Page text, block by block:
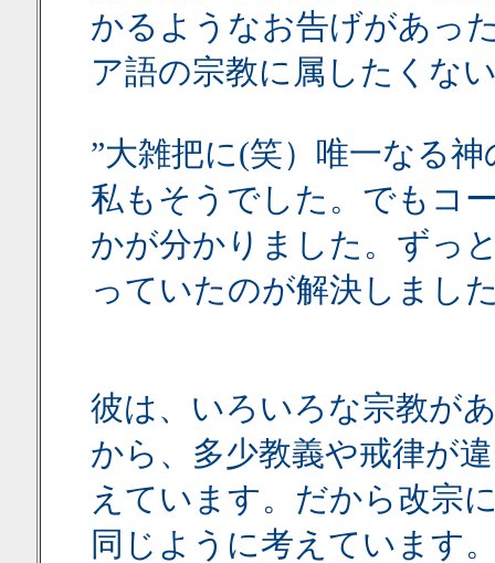
かるようなお告げがあっ
ア語の宗教に属したくな
”大雑把に(笑）唯一なる
私もそうでした。でもコ
かが分かりました。ずっ
っていたのが解決しまし
彼は、いろいろな宗教が
から、多少教義や戒律が
えています。だから改宗
同じように考えています